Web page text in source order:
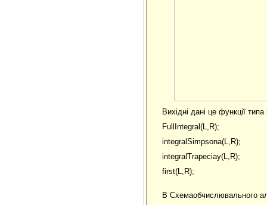
Вихідні дані це функції
FullIntegral(L,R);
integralSimpsona(L,R);
integralTrapeciay(L,R);
first(L,R);
B Схемаобчислювального